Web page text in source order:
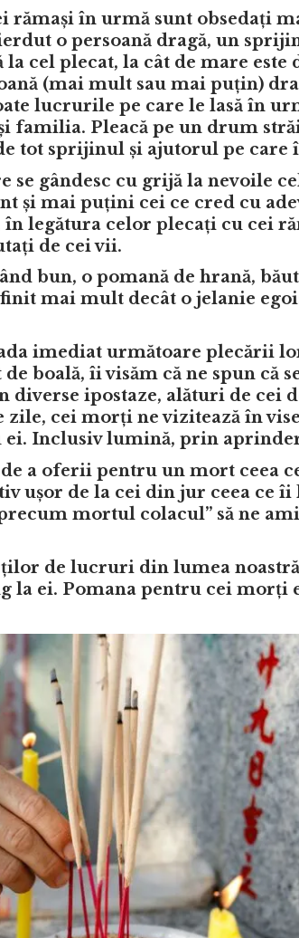
în urmă sunt obsedați
o persoană dragă, un
la cel plecat, la cât de mare
(mai mult sau mai puțin)
lucrurile pe care le lasă în
familia. Pleacă pe un drum
tot sprijinul și ajutorul pe
se gândesc cu grijă la nevoile
și mai puțini cei ce cred cu
legătura celor plecați cu cei
de cei vii.
bun, o pomană de hrană,
mai mult decât o jelanie
imediat următoare plecării
boală, îi visăm că ne spun că
diverse ipostaze, alături de cei
cei morți ne vizitează în
ei. Inclusiv lumină, prin
a oferii pentru un mort ceea
ușor de la cei din jur ceea ce
mortul colacul” să ne
de lucruri din lumea
la ei. Pomana pentru cei morți